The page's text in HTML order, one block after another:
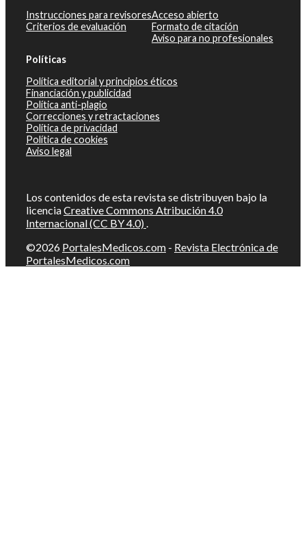
Instrucciones para revisores
Criterios de evaluación
Acceso abierto
Formato de citación
Aviso para no profesionales
Políticas
Política editorial y principios éticos
Financiación y publicidad
Política anti-plagio
Correcciones y retractaciones
Política de privacidad
Política de cookies
Aviso legal
Los contenidos de esta revista se distribuyen bajo la
licenciaCreative Commons Atribución 4.0
Internacional (CC BY 4.0) .
©2026 PortalesMedicos.com - Revista Electrónica de
PortalesMedicos.com